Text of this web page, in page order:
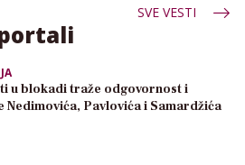
SVE VESTI
u blokadi traže odgovornost i
Nedimovića, Pavlovića i Samardžića